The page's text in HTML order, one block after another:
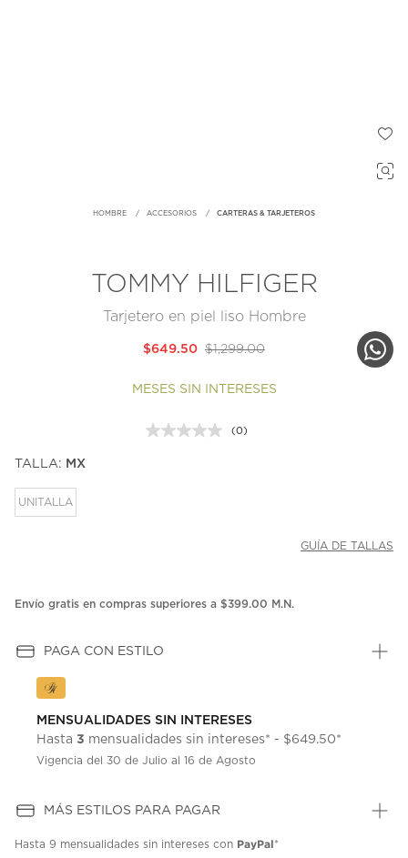
HOMBRE ACCESORIOS CARTERAS & TARJETEROS
TOMMY HILFIGER
Tarjetero en piel liso Hombre
$1,299.00
$649.50
MESES SIN INTERESES
Sin
(0)
TALLA: MX
UNITALLA
GUÍA DE TALLAS
Envío gratis en compras superiores a $399.00 M.N.
PAGA CON ESTILO
MENSUALIDADES SIN INTERESES
Hasta 3 mensualidades sin intereses* - $649.50*
Vigencia del 30 de Julio al 16 de Agosto
MÁS ESTILOS PARA PAGAR
Hasta 9 mensualidades sin intereses con PayPal*